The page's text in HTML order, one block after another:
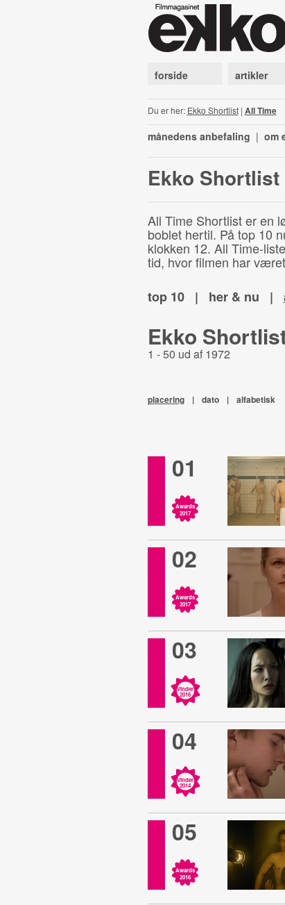
forside artikler
Du er her: Ekko Shortlist| All Time
månedens anbefaling | om
Ekko Shortlist
All Time Shortlist er en
boblet hertil. På top 10
klokken 12. All Time-
tid, hvor filmen har
top 10
| her & nu |
Ekko
1 - 50 ud af 1972
placering | dato | alfabetisk
01
Awards
2017
02
Awards
2017
03
Vinder
2016
04
Vinder
2014
05
Awards
2016